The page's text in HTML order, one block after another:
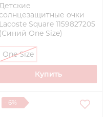
солнцезащитные очки
Lacoste Square 1159827205
(Синий One Size)
One Size
Купить
- 6%